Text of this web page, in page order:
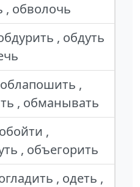
, обволочь
, обдуть
,
, обманывать
,
, объегорить
, одеть ,